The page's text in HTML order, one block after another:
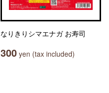
なりきりシマエナガ お寿司
300 yen (tax included)